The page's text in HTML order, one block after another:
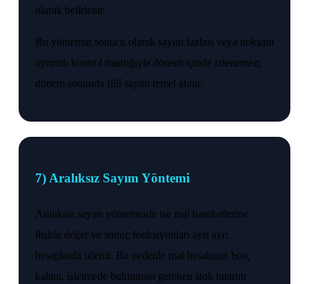
olarak belirlenir.
Bu yöntemin sonucu olarak sayım fazlası veya noksanı
ayrıntılı kontrol mantığıyla dönem içinde izlenemez;
dönem sonunda fiilî sayım temel alınır.
7) Aralıksız Sayım Yöntemi
Aralıksız sayım yönteminde ise mal hareketlerine
ilişkin değer ve sonuç fonksiyonları ayrı ayrı
hesaplarda izlenir. Bu nedenle mal hesabının borç
kalanı, işletmede bulunması gereken stok tutarını